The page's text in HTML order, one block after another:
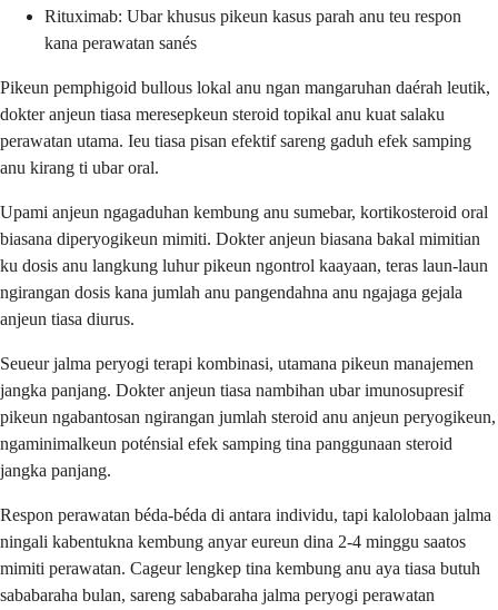
Rituximab: Ubar khusus pikeun kasus parah anu teu respon
kana perawatan sanés
Pikeun pemphigoid bullous lokal anu ngan mangaruhan daérah leutik,
dokter anjeun tiasa meresepkeun steroid topikal anu kuat salaku
perawatan utama. Ieu tiasa pisan efektif sareng gaduh efek samping
anu kirang ti ubar oral.
Upami anjeun ngagaduhan kembung anu sumebar, kortikosteroid oral
biasana diperyogikeun mimiti. Dokter anjeun biasana bakal mimitian
ku dosis anu langkung luhur pikeun ngontrol kaayaan, teras laun-laun
ngirangan dosis kana jumlah anu pangendahna anu ngajaga gejala
anjeun tiasa diurus.
Seueur jalma peryogi terapi kombinasi, utamana pikeun manajemen
jangka panjang. Dokter anjeun tiasa nambihan ubar imunosupresif
pikeun ngabantosan ngirangan jumlah steroid anu anjeun peryogikeun,
ngaminimalkeun poténsial efek samping tina panggunaan steroid
jangka panjang.
Respon perawatan béda-béda di antara individu, tapi kalolobaan jalma
ningali kabentukna kembung anyar eureun dina 2-4 minggu saatos
mimiti perawatan. Cageur lengkep tina kembung anu aya tiasa butuh
sababaraha bulan, sareng sababaraha jalma peryogi perawatan